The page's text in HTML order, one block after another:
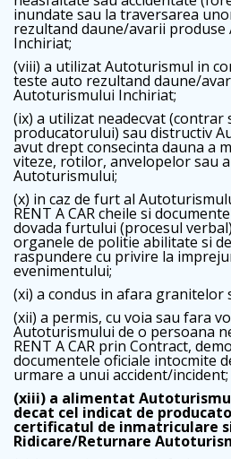
inundate sau la traversarea
rezultand daune/avarii
Inchiriat;
(viii) a utilizat Autoturismul in
teste auto rezultand daune/
Autoturismului Inchiriat;
(ix) a utilizat neadecvat (contrar
producatorului) sau distructiv
avut drept consecinta dauna a
viteze, rotilor, anvelopelor sau
Autoturismului;
(x) in caz de furt al
RENT A CAR cheile si
dovada furtului (procesul
organele de politie abilitate si
raspundere cu privire la
evenimentului;
(xi) a condus in afara granitelor
(xii) a permis, cu voia sau fara
Autoturismului de o persoana
RENT A CAR prin Contract,
documentele oficiale intocmite
urmare a unui accident/incident;
(xiii) a alimentat
decat cel indicat de
certificatul de inmatriculare si
Ridicare/Returnare